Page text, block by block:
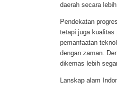
daerah secara
Pendekatan
tetapi juga kualitas
pemanfaatan
dengan zaman.
dikemas lebih
Lanskap alam